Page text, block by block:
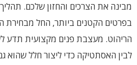
מבינה את הצרכים והחזון שלכם.
בפרטים הקטנים ביותר, החל מבחירת
הריהוט. מעצבת פנים מקצועית תדע
לבין האסתטיקה כדי ליצור חלל שהוא